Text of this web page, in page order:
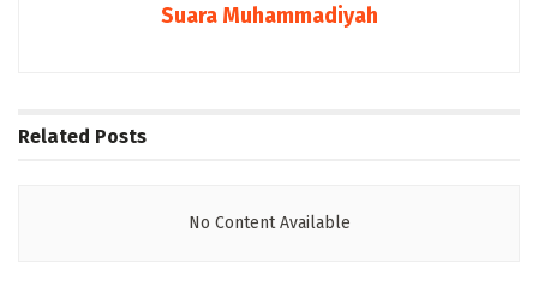
Suara Muhammadiyah
Related Posts
No Content Available